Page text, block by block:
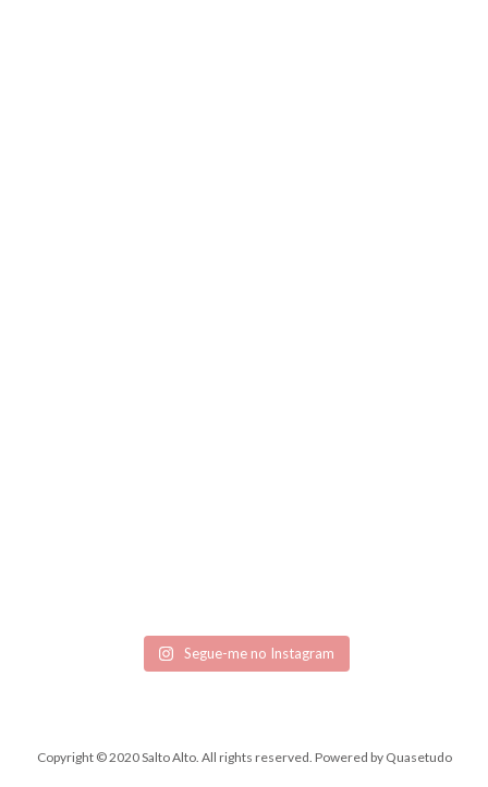
Segue-me no Instagram
Copyright © 2020 Salto Alto. All rights reserved. Powered by Quasetudo